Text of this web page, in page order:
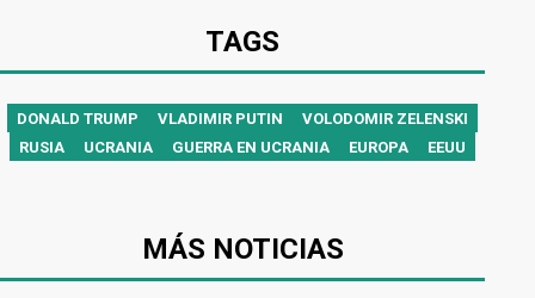
TAGS
DONALD TRUMP VLADIMIR PUTIN
VOLODOMIR ZELENSKI
RUSIA
UCRANIA GUERRA EN UCRANIA EUROPA EEUU
MÁS NOTICIAS